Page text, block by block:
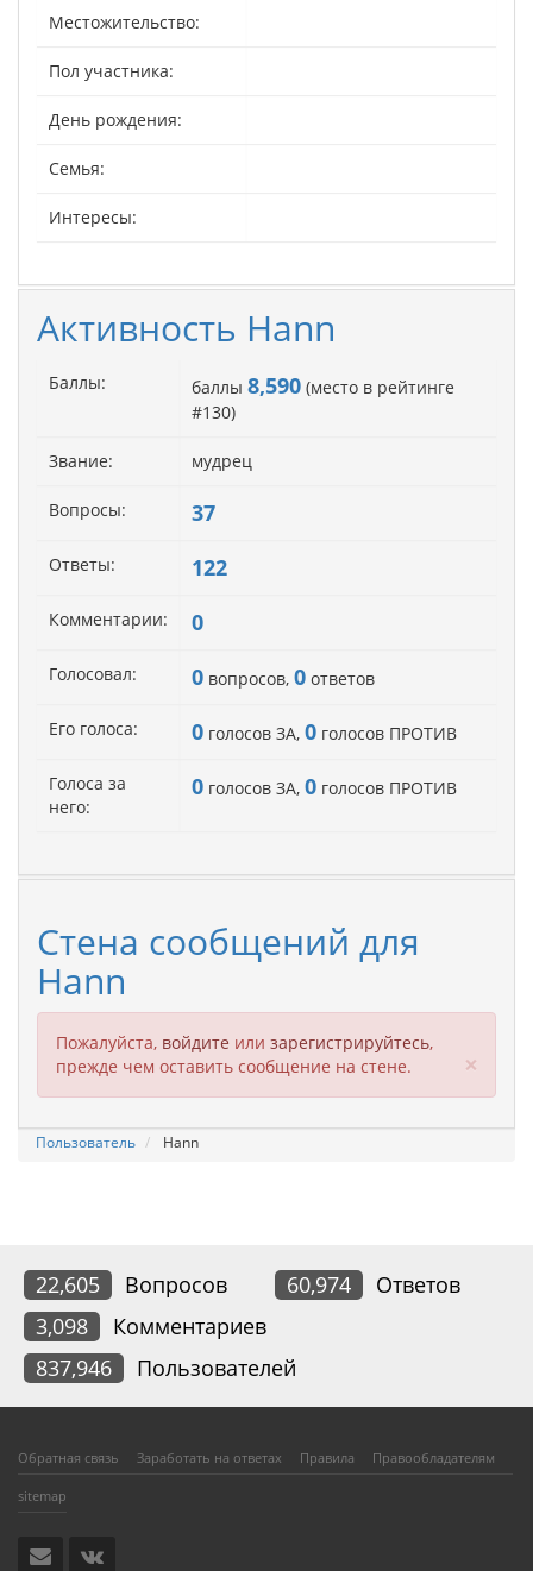
Местожительство:
Пол участника:
День рождения:
Семья:
Интересы:
Активность Hann
Баллы: баллы 8,590 (место в рейтинге
#130)
Звание: мудрец
Вопросы: 37
Ответы: 122
Комментарии: 0
Голосовал: 0 вопросов, 0 ответов
Его голоса: 0 голосов ЗА, 0 голосов ПРОТИВ
Голоса за
него:
0 голосов ЗА, 0 голосов ПРОТИВ
Стена сообщений для
Hann
Пожалуйста, войдите или зарегистрируйтесь,
прежде чем оставить сообщение на стене.
×
Пользователь Hann
22,605 Вопросов 60,974
Ответов
3,098
Комментариев
837,946
Пользователей
Обратная связь Заработать на ответах Правила Правообладателям
sitemap